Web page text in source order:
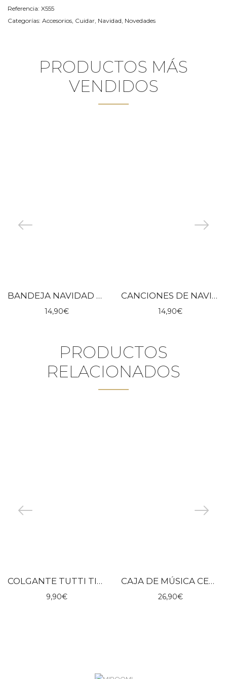
Referencia: X555
Categorías: Accesorios Cuidar Navidad Novedades
PRODUCTOS MÁS
VENDIDOS
BANDEJA NAVIDAD PARA REYES MAGOS MIROOMI
14,90€
CANCIONES DE NAVIDAD – FABA
14,90€
PRODUCTOS
RELACIONADOS
COLGANTE TUTTI TINYLY – DJECO
9,90€
CAJA DE MÚSICA CERVATILLO – DJECO
26,90€